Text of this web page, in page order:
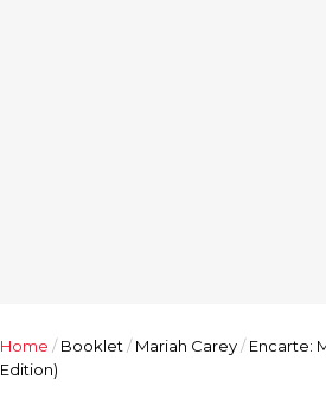
Home / Booklet / Mariah Carey/ Encarte:
Edition)